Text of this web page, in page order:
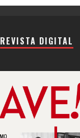
REVISTA DIGITAL